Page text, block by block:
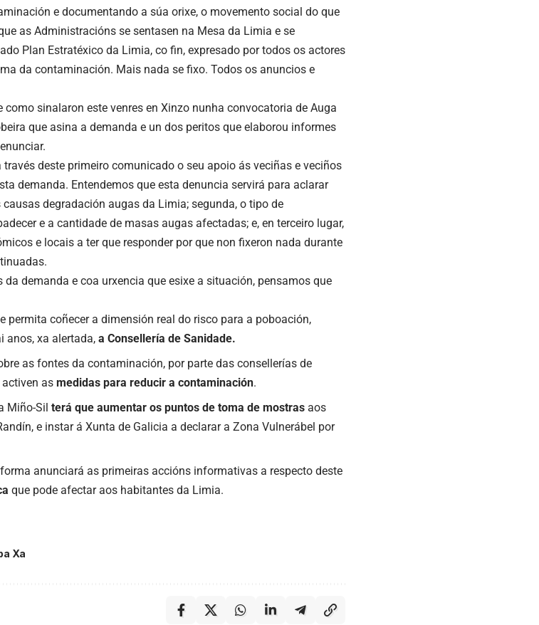
e documentando a súa orixe, o movemento social do que
as Administracións se sentasen na Mesa da Limia e se
Plan Estratéxico da Limia, co fin, expresado por todos os actores
da contaminación. Mais nada se fixo. Todos os anuncios e
sinalaron este venres en Xinzo nunha convocatoria de Auga
que asina a demanda e un dos peritos que elaborou informes
través deste primeiro comunicado o seu apoio ás veciñas e veciños
demanda. Entendemos que esta denuncia servirá para aclarar
degradación augas da Limia; segunda, o tipo de
e a cantidade de masas augas afectadas; e, en terceiro lugar,
e locais a ter que responder por que non fixeron nada durante
da demanda e coa urxencia que esixe a situación, pensamos que
permita coñecer a dimensión real do risco para a poboación,
anos, xa alertada, a Consellería de Sanidade.
as fontes da contaminación, por parte das consellerías de
activen as medidas para reducir a contaminación.
Miño-Sil terá que aumentar os puntos de toma de mostras aos
e instar á Xunta de Galicia a declarar a Zona Vulnerábel por
anunciará as primeiras accións informativas a respecto deste
que pode afectar aos habitantes da Limia.
Xa